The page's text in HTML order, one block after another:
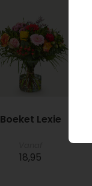
Boeket Lexie
18,95